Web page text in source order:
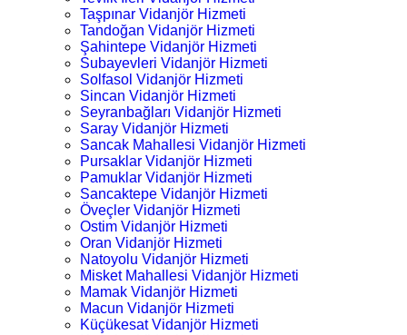
Taşpınar Vidanjör Hizmeti
Tandoğan Vidanjör Hizmeti
Şahintepe Vidanjör Hizmeti
Subayevleri Vidanjör Hizmeti
Solfasol Vidanjör Hizmeti
Sincan Vidanjör Hizmeti
Seyranbağları Vidanjör Hizmeti
Saray Vidanjör Hizmeti
Sancak Mahallesi Vidanjör Hizmeti
Pursaklar Vidanjör Hizmeti
Pamuklar Vidanjör Hizmeti
Sancaktepe Vidanjör Hizmeti
Öveçler Vidanjör Hizmeti
Ostim Vidanjör Hizmeti
Oran Vidanjör Hizmeti
Natoyolu Vidanjör Hizmeti
Misket Mahallesi Vidanjör Hizmeti
Mamak Vidanjör Hizmeti
Macun Vidanjör Hizmeti
Küçükesat Vidanjör Hizmeti